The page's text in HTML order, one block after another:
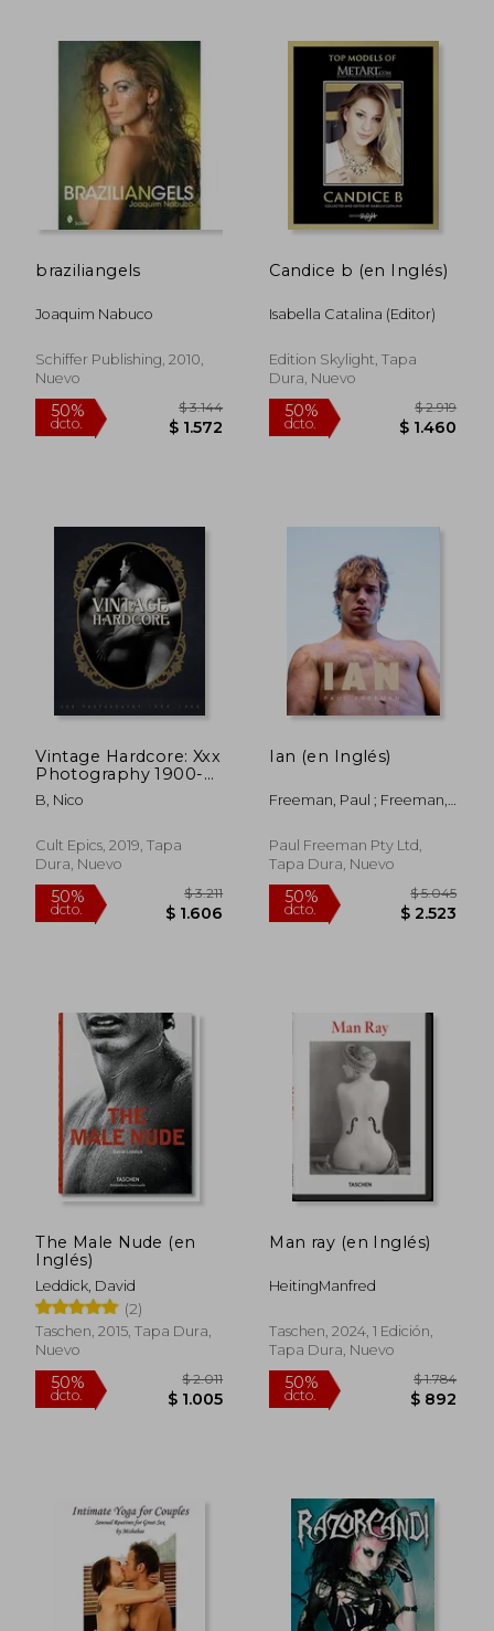
50%
dcto.
$ 5.410
$ 2.705
50%
dcto.
braziliangels
Joaquim Nabuco
Schiffer Publishing, 2010,
Nuevo
50%
Candice b (en Inglés)
Isabella Catalina (Editor)
Edition Skylight, Tapa
Dura, Nuevo
50%
Vintage Hardcore: Xxx
Photography 1900-
1960 (en Inglés)
B, Nico
Cult Epics, 2019, Tapa
Dura, Nuevo
50%
dcto.
Ian (en Inglés)
Freeman, Paul ; Freeman,
Paul Freeman Pty Ltd,
Tapa Dura, Nuevo
50%
The Male Nude (en
Inglés)
Leddick, David
(2)
Taschen, 2015, Tapa Dura,
Nuevo
Man ray (en Inglés)
HeitingManfred
Taschen, 2024, 1 Edición,
Tapa Dura, Nuevo